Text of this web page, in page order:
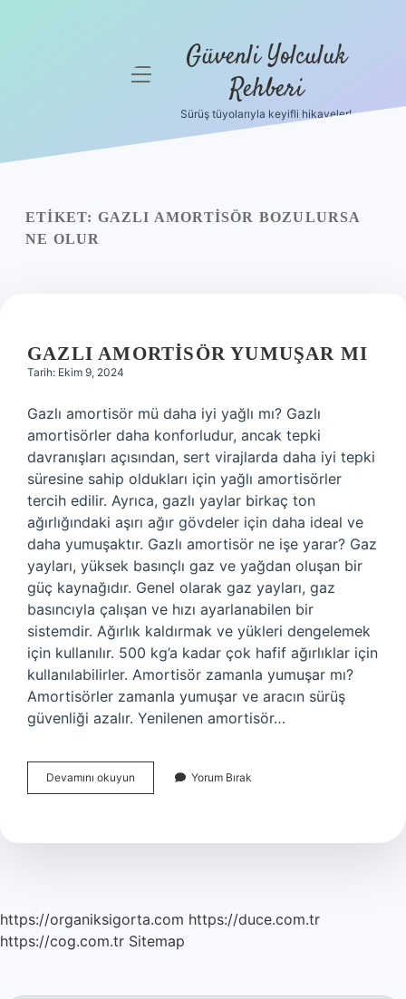
Yasal Uyarı
menüyü Güvenli Yolculuk
Rehberi
Sürüş tüyolarıyla keyifli hikayeler!
ETIKET: GAZLI AMORTISÖR BOZULURSA
NE OLUR
GAZLI AMORTISÖR YUMUŞAR MI
Tarih: Ekim 9, 2024
Gazlı amortisör mü daha iyi yağlı mı? Gazlı
amortisörler daha konforludur, ancak tepki
davranışları açısından, sert virajlarda daha iyi tepki
süresine sahip oldukları için yağlı amortisörler
tercih edilir. Ayrıca, gazlı yaylar birkaç ton
ağırlığındaki aşırı ağır gövdeler için daha ideal ve
daha yumuşaktır. Gazlı amortisör ne işe yarar? Gaz
yayları, yüksek basınçlı gaz ve yağdan oluşan bir
güç kaynağıdır. Genel olarak gaz yayları, gaz
basıncıyla çalışan ve hızı ayarlanabilen bir
sistemdir. Ağırlık kaldırmak ve yükleri dengelemek
için kullanılır. 500 kg’a kadar çok hafif ağırlıklar için
kullanılabilirler. Amortisör zamanla yumuşar mı?
Amortisörler zamanla yumuşar ve aracın sürüş
güvenliği azalır. Yenilenen amortisör…
Devamını okuyun
Amortisör
Yorum Bırak
https://organiksigorta.com https://duce.com.tr
https://cog.com.tr Sitemap